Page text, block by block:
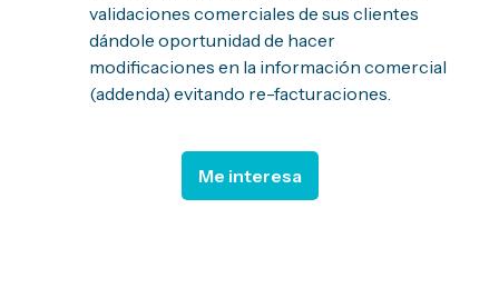
validaciones comerciales de sus clientes
dándole oportunidad de hacer
modificaciones en la información comercial
(addenda) evitando re-facturaciones.
Me interesa